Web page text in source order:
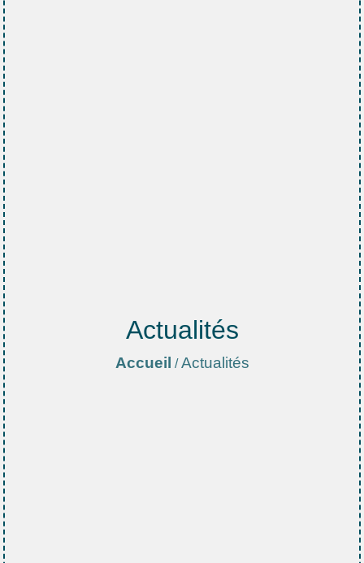
Actualités
Accueil /Actualités